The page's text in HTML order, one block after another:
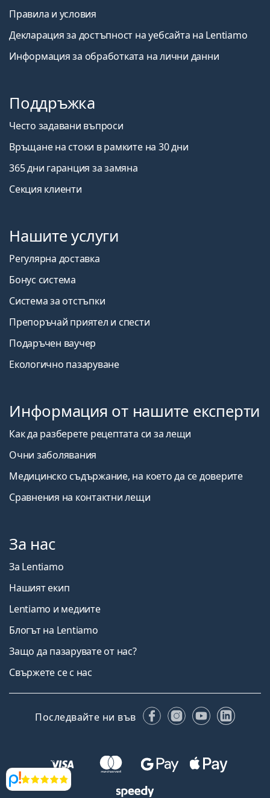
Прегледи
Правила и условия
Декларация за достъпност на уебсайта на Lentiamo
Информация за обработката на лични данни
Поддръжка
Често задавани въпроси
Връщане на стоки в рамките на 30 дни
365 дни гаранция за замяна
Секция клиенти
Нашите услуги
Регулярна доставка
Бонус система
Система за отстъпки
Препоръчай приятел и спести
Подаръчен ваучер
Екологично пазаруване
Информация от нашите експерти
Как да разберете рецептата си за лещи
Очни заболявания
Медицинско съдържание, на което да се доверите
Сравнения на контактни лещи
За нас
За Lentiamo
Нашият екип
Lentiamo и медиите
Блогът на Lentiamo
Защо да пазарувате от нас?
Свържете се с нас
Последвайте ни във FacebookInstagram
YouTube